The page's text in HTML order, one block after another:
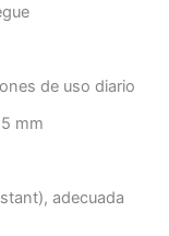
de uso diario
mm
adecuada